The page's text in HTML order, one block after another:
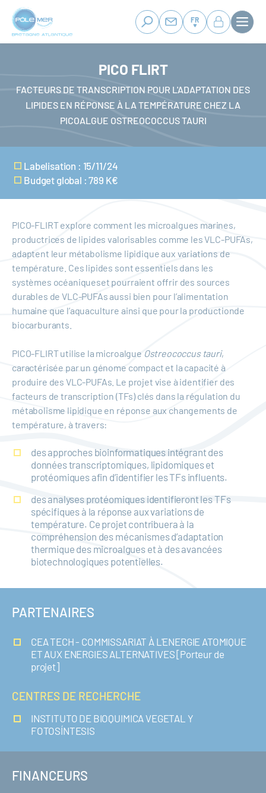
Panneau de gestion des cookies
Aller
contenu
FR
PICO FLIRT
FACTEURS DE TRANSCRIPTION POUR L'ADAPTATION DES
LIPIDES EN RÉPONSE À LA TEMPÉRATURE CHEZ LA
PICOALGUE OSTREOCOCCUS TAURI
Labelisation : 15/11/24
Budget global : 789 K€
PICO-FLIRT explore comment les microalgues marines,
productrices de lipides valorisables comme les VLC-PUFAs,
adaptent leur métabolisme lipidique aux variations de
température. Ces lipides sont essentiels dans les
systèmes océaniqueset pourraient offrir des sources
durables de VLC-PUFAs aussi bien pour l’alimentation
humaine que l’aquaculture ainsi que pour la productionde
biocarburants.
PICO-FLIRT utilise la microalgue Ostreococcus tauri,
caractérisée par un génome compact et la capacité à
produire des VLC-PUFAs. Le projet vise à identifier des
facteurs de transcription (TFs) clés dans la régulation du
métabolisme lipidique en réponse aux changements de
température, à travers:
des approches bioinformatiques intégrant des
données transcriptomiques, lipidomiques et
protéomiques afin d’identifier les TFs influents.
des analyses protéomiques identifieront les TFs
spécifiques à la réponse aux variations de
température. Ce projet contribuera à la
compréhension des mécanismes d’adaptation
thermique des microalgues et à des avancées
biotechnologiques potentielles.
PARTENAIRES
CEA TECH - COMMISSARIAT À L'ENERGIE ATOMIQUE
ET AUX ENERGIES ALTERNATIVES [Porteur de
projet]
CENTRES DE RECHERCHE
INSTITUTO DE BIOQUIMICA VEGETAL Y
FOTOSÍNTESIS
FINANCEURS